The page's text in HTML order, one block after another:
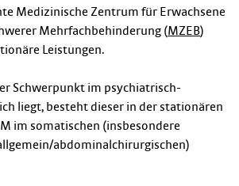
Medizinische Zentrum für Erwachsene
Mehrfachbehinderung (MZEB)
Leistungen.
Schwerpunkt im psychiatrisch-
liegt, besteht dieser in der stationären
im somatischen (insbesondere
abdominalchirurgischen)